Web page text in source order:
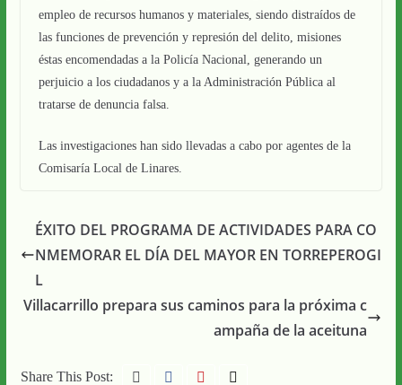
empleo de recursos humanos y materiales, siendo distraídos de
las funciones de prevención y represión del delito, misiones
éstas encomendadas a la Policía Nacional, generando un
perjuicio a los ciudadanos y a la Administración Pública al
tratarse de denuncia falsa.
Las investigaciones han sido llevadas a cabo por agentes de la
Comisaría Local de Linares.
ÉXITO DEL PROGRAMA DE ACTIVIDADES PARA CO
NMEMORAR EL DÍA DEL MAYOR EN TORREPEROGI
L
Villacarrillo prepara sus caminos para la próxima c
ampaña de la aceituna
Share This Post: